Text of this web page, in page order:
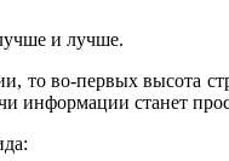
и лучше.
то во-первых высота
информации станет